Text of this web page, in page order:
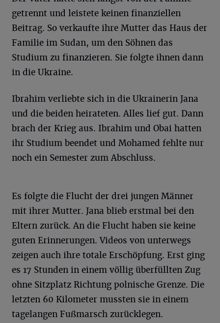
getrennt und leistete keinen finanziellen
Beitrag. So verkaufte ihre Mutter das Haus der
Familie im Sudan, um den Söhnen das
Studium zu finanzieren. Sie folgte ihnen dann
in die Ukraine.
Ibrahim verliebte sich in die Ukrainerin Jana
und die beiden heirateten. Alles lief gut. Dann
brach der Krieg aus. Ibrahim und Obai hatten
ihr Studium beendet und Mohamed fehlte nur
noch ein Semester zum Abschluss.
Es folgte die Flucht der drei jungen Männer
mit ihrer Mutter. Jana blieb erstmal bei den
Eltern zurück. An die Flucht haben sie keine
guten Erinnerungen. Videos von unterwegs
zeigen auch ihre totale Erschöpfung. Erst ging
es 17 Stunden in einem völlig überfüllten Zug
ohne Sitzplatz Richtung polnische Grenze. Die
letzten 60 Kilometer mussten sie in einem
tagelangen Fußmarsch zurücklegen.